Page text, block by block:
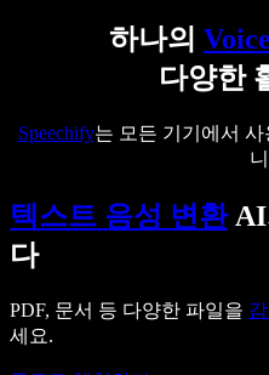
하나의
다양한
Speechify는 모든 기기에서 사
텍스트 음성 변환AI
다
PDF, 문서 등 다양한 파일을
세요.